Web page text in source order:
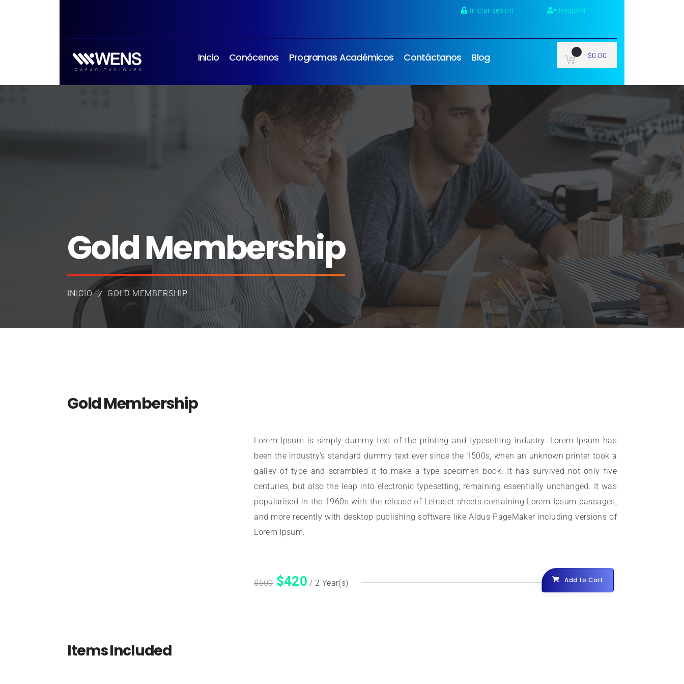
Iniciar sesión Register
Inicio Conócenos Programas Académicos Contáctanos Blog 0 $0.00
Gold Membership
INICIO GOLD MEMBERSHIP
Gold Membership
Lorem Ipsum is simply dummy text of the printing and typesetting industry. Lorem Ipsum has
been the industry's standard dummy text ever since the 1500s, when an unknown printer took a
galley of type and scrambled it to make a type specimen book. It has survived not only five
centuries, but also the leap into electronic typesetting, remaining essentially unchanged. It was
popularised in the 1960s with the release of Letraset sheets containing Lorem Ipsum passages,
and more recently with desktop publishing software like Aldus PageMaker including versions of
Lorem Ipsum.
$500 $420 / 2 Year(s) Add to Cart
Items Included